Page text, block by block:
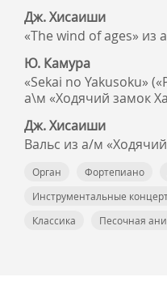
Дж. Хисаиши
«The wind of ages» из
Ю. Камура
«Sekai no Yakusoku»
а\м «Ходячий замок
Дж. Хисаиши
Вальс из а/м
Орган Фортепиано
Инструментальные
Классика
Песочная